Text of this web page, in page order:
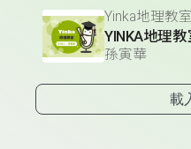
Yinka地理教室
YINKA地理
孫寅華
載